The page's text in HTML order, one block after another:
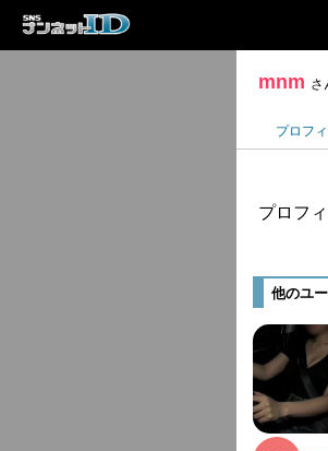
mnm さ
プロフ
プロフ
他のユ